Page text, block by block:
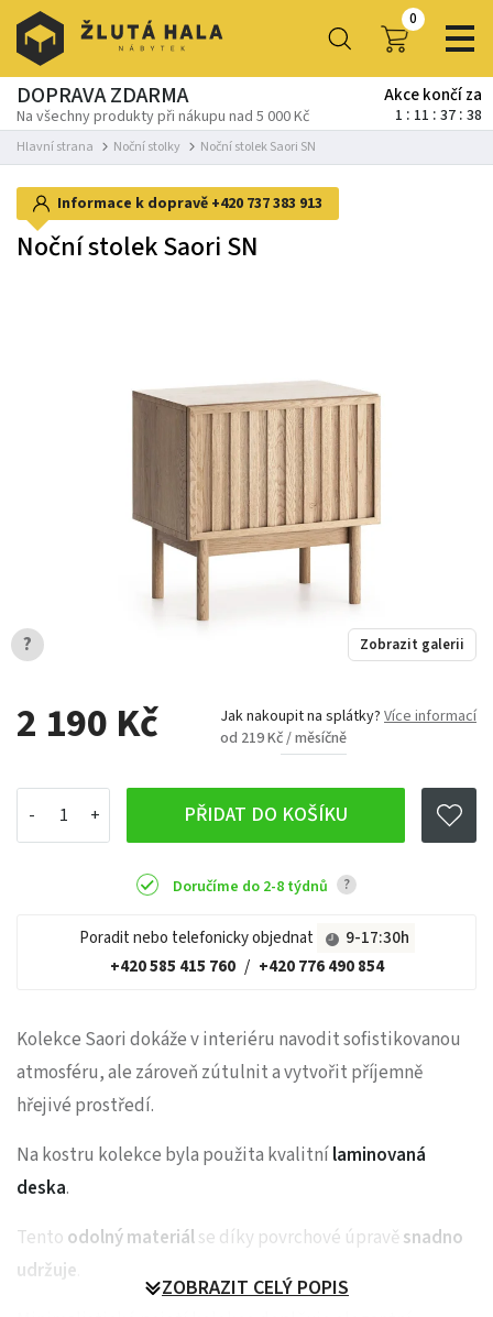
0
DOPRAVA ZDARMA
Na všechny produkty při nákupu nad 5 000 Kč
Akce končí za
1 11 37 36
Hlavní strana Noční stolky Noční stolek Saori SN
2 190 Kč Jak nakoupit na splátky? Více informací
od 219 Kč / měsíčně
PŘIDAT DO KOŠÍKU
Doručíme do 2-8 týdnů ?
Poradit nebo telefonicky objednat
9-17:30h
+420 585 415 760 / +420 776 490 854
Informace k dopravě +420 737 383 913
Noční stolek Saori SN
Zobrazit galerii
?
Kolekce Saori dokáže v interiéru navodit sofistikovanou
atmosféru, ale zároveň zútulnit a vytvořit příjemně
hřejivé prostředí.
Na kostru kolekce byla použita kvalitnílaminovaná
deska.
Tento odolný materiálse díky povrchové úpravě snadno
udržuje
ZOBRAZIT CELÝ POPIS